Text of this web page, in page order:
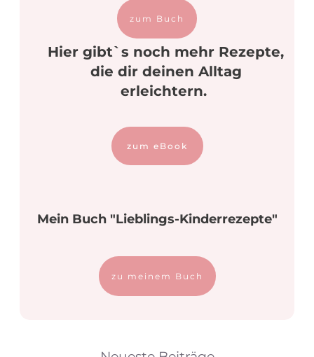
zum Buch
Hier gibt`s noch mehr Rezepte,
die dir deinen Alltag
erleichtern.
zum eBook
Mein Buch "Lieblings-Kinderrezepte"
zu meinem Buch